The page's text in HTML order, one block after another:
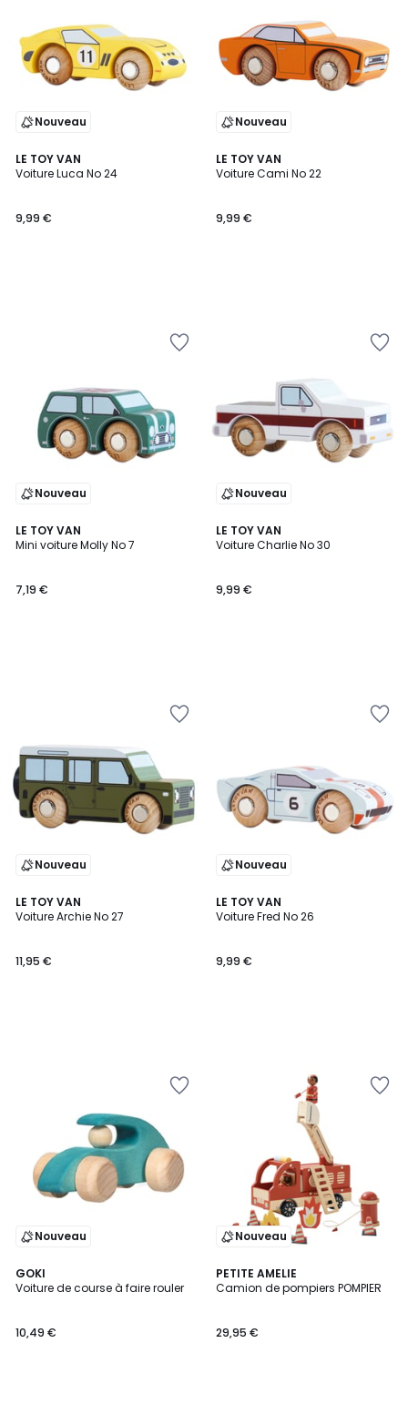
Nouveau
LE TOY VAN
Voiture Luca No 24
9,99 €
Nouveau
LE TOY VAN
Voiture Cami No 22
9,99 €
Nouveau
LE TOY VAN
Mini voiture Molly No 7
7,19 €
Nouveau
LE TOY VAN
Voiture Charlie No 30
9,99 €
Nouveau
LE TOY VAN
Voiture Archie No 27
11,95 €
Nouveau
LE TOY VAN
Voiture Fred No 26
9,99 €
Nouveau
GOKI
Voiture de course à faire rouler
10,49 €
Nouveau
PETITE AMELIE
Camion de pompiers POMPIER
29,95 €